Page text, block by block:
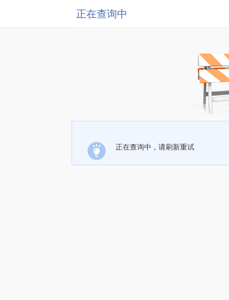
正在查询中
正在查询中，请刷新重试